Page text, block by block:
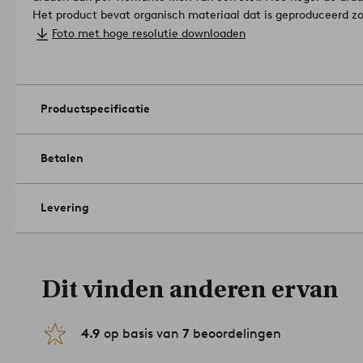
Het product bevat organisch materiaal dat is geproduceerd
meststoffen of GMO. Dit betekent een gezondere
Onderhoud: Wassen op 60°. Krimpt maximaal 5%.
Tips/advies: VERMONT is een serie die bestaat uit diverse
Foto met hoge resolutie downloaden
Productspecificatie
Betalen
Levering
Dit vinden anderen ervan
4.9 op basis van 7 beoordelingen